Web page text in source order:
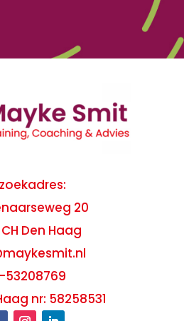
20
Den Haag
53208769
nr: 58258531